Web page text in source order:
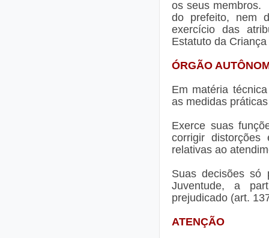
os seus membros.
do prefeito, nem
exercício das
Estatuto da
ÓRGÃO
Em matéria
as medidas
Exerce suas
corrigir distorções
relativas ao
Suas decisões só
Juventude, a
prejudicado (art.
ATENÇÃO